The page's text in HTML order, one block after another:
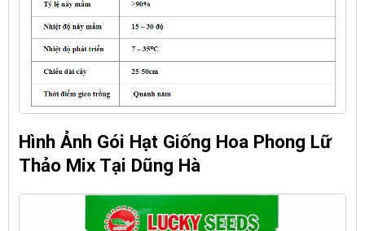
Hình Ảnh Gói Hạt Giống Hoa Phong Lữ
Thảo Mix Tại Dũng Hà